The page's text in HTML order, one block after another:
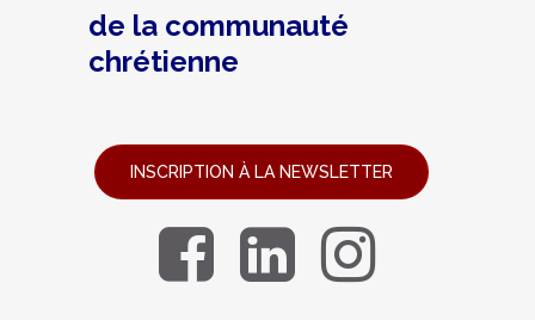
de la communauté
chrétienne
INSCRIPTION À LA NEWSLETTER